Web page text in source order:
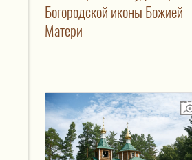
Богородской иконы Божией
Матери